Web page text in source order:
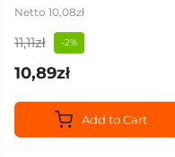
Netto 10,08zł
11,11zł -2%
10,89zł
Add to Cart